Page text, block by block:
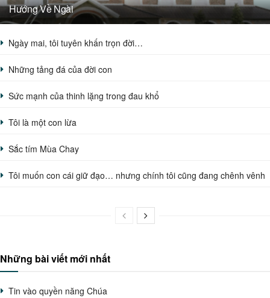
Hướng Về Ngài
Ngày mai, tôi tuyên khấn trọn đời…
Những tảng đá của đời con
Sức mạnh của thinh lặng trong đau khổ
Tôi là một con lừa
Sắc tím Mùa Chay
Tôi muốn con cái giữ đạo… nhưng chính tôi cũng đang chênh vênh
Những bài viết mới nhất
Tin vào quyền năng Chúa